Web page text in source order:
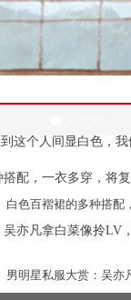
白色百褶裙的多种搭配
男明星私服大赏：吴亦